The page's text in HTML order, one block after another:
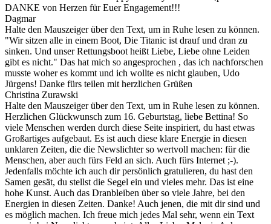
DANKE von Herzen für Euer Engagement!!!
Dagmar
Halte den Mauszeiger über den Text, um in Ruhe lesen zu können.
"Wir sitzen alle in einem Boot, Die Titanic ist drauf und dran zu
sinken. Und unser Rettungsboot heißt Liebe, Liebe ohne Leiden
gibt es nicht." Das hat mich so angesprochen , das ich nachforschen
musste woher es kommt und ich wollte es nicht glauben, Udo
Jürgens! Danke fürs teilen mit herzlichen Grüßen
Christina Zurawski
Halte den Mauszeiger über den Text, um in Ruhe lesen zu können.
Herzlichen Glückwunsch zum 16. Geburtstag, liebe Bettina! So
viele Menschen werden durch diese Seite inspiriert, du hast etwas
Großartiges aufgebaut. Es ist auch diese klare Energie in diesen
unklaren Zeiten, die die Newslichter so wertvoll machen: für die
Menschen, aber auch fürs Feld an sich. Auch fürs Internet ;-).
Jedenfalls möchte ich auch dir persönlich gratulieren, du hast den
Samen gesät, du stellst die Segel ein und vieles mehr. Das ist eine
hohe Kunst. Auch das Dranbleiben über so viele Jahre, bei den
Energien in diesen Zeiten. Danke! Auch jenen, die mit dir sind und
es möglich machen. Ich freue mich jedes Mal sehr, wenn ein Text